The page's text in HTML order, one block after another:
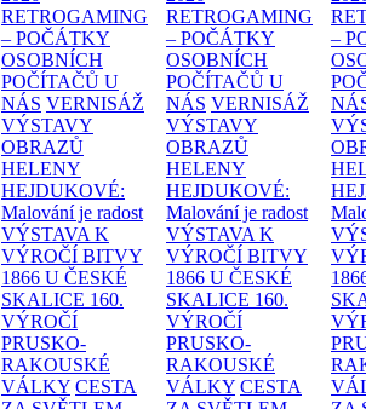
RETROGAMING
– POČÁTKY
OSOBNÍCH
POČÍTAČŮ U
NÁS VERNISÁŽ
VÝSTAVY
OBRAZŮ
HELENY
HEJDUKOVÉ:
Malování je radost
VÝSTAVA K
VÝROČÍ BITVY
1866 U ČESKÉ
SKALICE 160.
VÝROČÍ
PRUSKO-
RAKOUSKÉ
VÁLKY CESTA
RETROGAMING
– POČÁTKY
OSOBNÍCH
POČÍTAČŮ U
NÁS VERNISÁŽ
VÝSTAVY
OBRAZŮ
HELENY
HEJDUKOVÉ:
Malování je radost
VÝSTAVA K
VÝROČÍ BITVY
1866 U ČESKÉ
SKALICE 160.
VÝROČÍ
PRUSKO-
RAKOUSKÉ
VÁLKY CESTA
–